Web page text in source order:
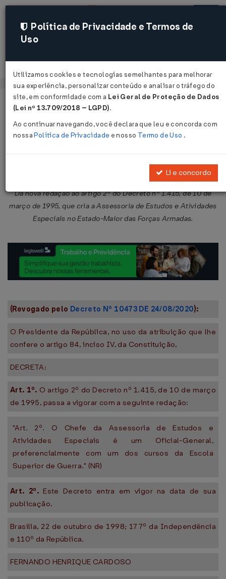
Acessar
Página Inicial Legislações
Decreto Nº 2810 DE 22/10/1998
Publicado no DOU em 23 out 1998
Dá nova redação ao artigo 2º do Decreto nº 1.415, de 10 de
março de 1995, que cria a Assessoria de Estudos e Atividades
Especiais no Estado-Maior das Forças Armadas.
(Revogado pelo Decreto Nº 10473 DE 24/08/2020):
O Presidente da República, no uso da atribuição que lhe
confere o artigo 84, inciso IV, da Constituição,
DECRETA:
Art. 1º. O artigo 2º do Decreto nº 1.415, de 10 de março
de 1995, passa a vigorar com a seguinte redação:
"Art. 2º. O Chefe da Assessoria de Estudos e
Atividades Especiais é um Oficial-General,
preferencialmente com um dos cursos da Escola
Superior de Guerra." (NR)
Art. 2º. Este Decreto entra em vigor na data de sua
publicação.
Brasília, 22 de outubro de 1998; 177º da Independência
e 110º da República.
FERNANDO HENRIQUE CARDOSO
Política de Privacidade e Termos de
Uso
Utilizamos cookies e tecnologias semelhantes para melhorar
sua experiência, personalizar conteúdo e analisar o tráfego do
site, em conformidade com a Lei Geral de Proteção de Dados
(Lei nº 13.709/2018 – LGPD).
Ao continuar navegando, você declara que leu e concorda com
nossaPolítica de Privacidade e nosso Termo de Uso .
Li e concordo